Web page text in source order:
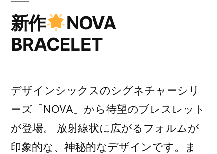
新作
NOVA
BRACELET
デザインシックスのシグネチャーシリ
ーズ「NOVA」から待望のブレスレット
が登場。 放射線状に広がるフォルムが
印象的な、神秘的なデザインです。ま